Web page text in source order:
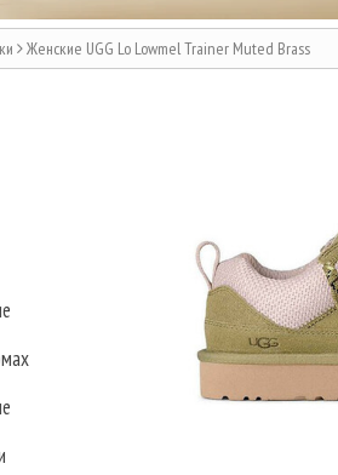
Женские UGG Lo Lowmel Trainer Muted Brass